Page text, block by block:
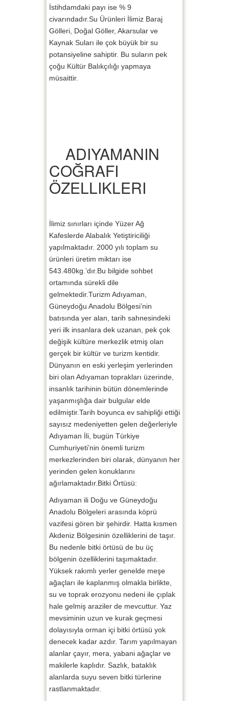
İstihdamdaki payı ise % 9
civarındadır.Su Ürünleri İlimiz Baraj
Gölleri, Doğal Göller, Akarsular ve
Kaynak Suları ile çok büyük bir su
potansiyeline sahiptir. Bu suların pek
çoğu Kültür Balıkçılığı yapmaya
müsaittir.
ADIYAMANIN
COĞRAFI
ÖZELLIKLERI
İlimiz sınırları içinde Yüzer Ağ
Kafeslerde Alabalık Yetiştiriciliği
yapılmaktadır. 2000 yılı toplam su
ürünleri üretim miktarı ise
543.480kg.’dır.Bu bilgide sohbet
ortamında sürekli dile
gelmektedir.Turizm Adıyaman,
Güneydoğu Anadolu Bölgesi’nin
batısında yer alan, tarih sahnesindeki
yeri ilk insanlara dek uzanan, pek çok
değişik kültüre merkezlik etmiş olan
gerçek bir kültür ve turizm kentidir.
Dünyanın en eski yerleşim yerlerinden
biri olan Adıyaman toprakları üzerinde,
insanlık tarihinin bütün dönemlerinde
yaşanmışlığa dair bulgular elde
edilmiştir.Tarih boyunca ev sahipliği ettiği
sayısız medeniyetten gelen değerleriyle
Adıyaman İli, bugün Türkiye
Cumhuriyeti’nin önemli turizm
merkezlerinden biri olarak, dünyanın her
yerinden gelen konuklarını
ağırlamaktadır.Bitki Örtüsü:
Adıyaman ili Doğu ve Güneydoğu
Anadolu Bölgeleri arasında köprü
vazifesi gören bir şehirdir. Hatta kısmen
Akdeniz Bölgesinin özelliklerini de taşır.
Bu nedenle bitki örtüsü de bu üç
bölgenin özelliklerini taşımaktadır.
Yüksek rakımlı yerler genelde meşe
ağaçları ile kaplanmış olmakla birlikte,
su ve toprak erozyonu nedeni ile çıplak
hale gelmiş araziler de mevcuttur. Yaz
mevsiminin uzun ve kurak geçmesi
dolayısıyla orman içi bitki örtüsü yok
denecek kadar azdır. Tarım yapılmayan
alanlar çayır, mera, yabani ağaçlar ve
makilerle kaplıdır. Sazlık, bataklık
alanlarda suyu seven bitki türlerine
rastlanmaktadır.